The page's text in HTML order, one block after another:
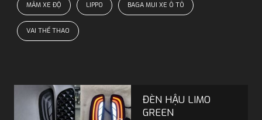
MÂM XE ĐỘ LIPPO BAGA MUI XE Ô TÔ
VAI THỂ THAO
ĐÈN HẬU LIMO
GREEN